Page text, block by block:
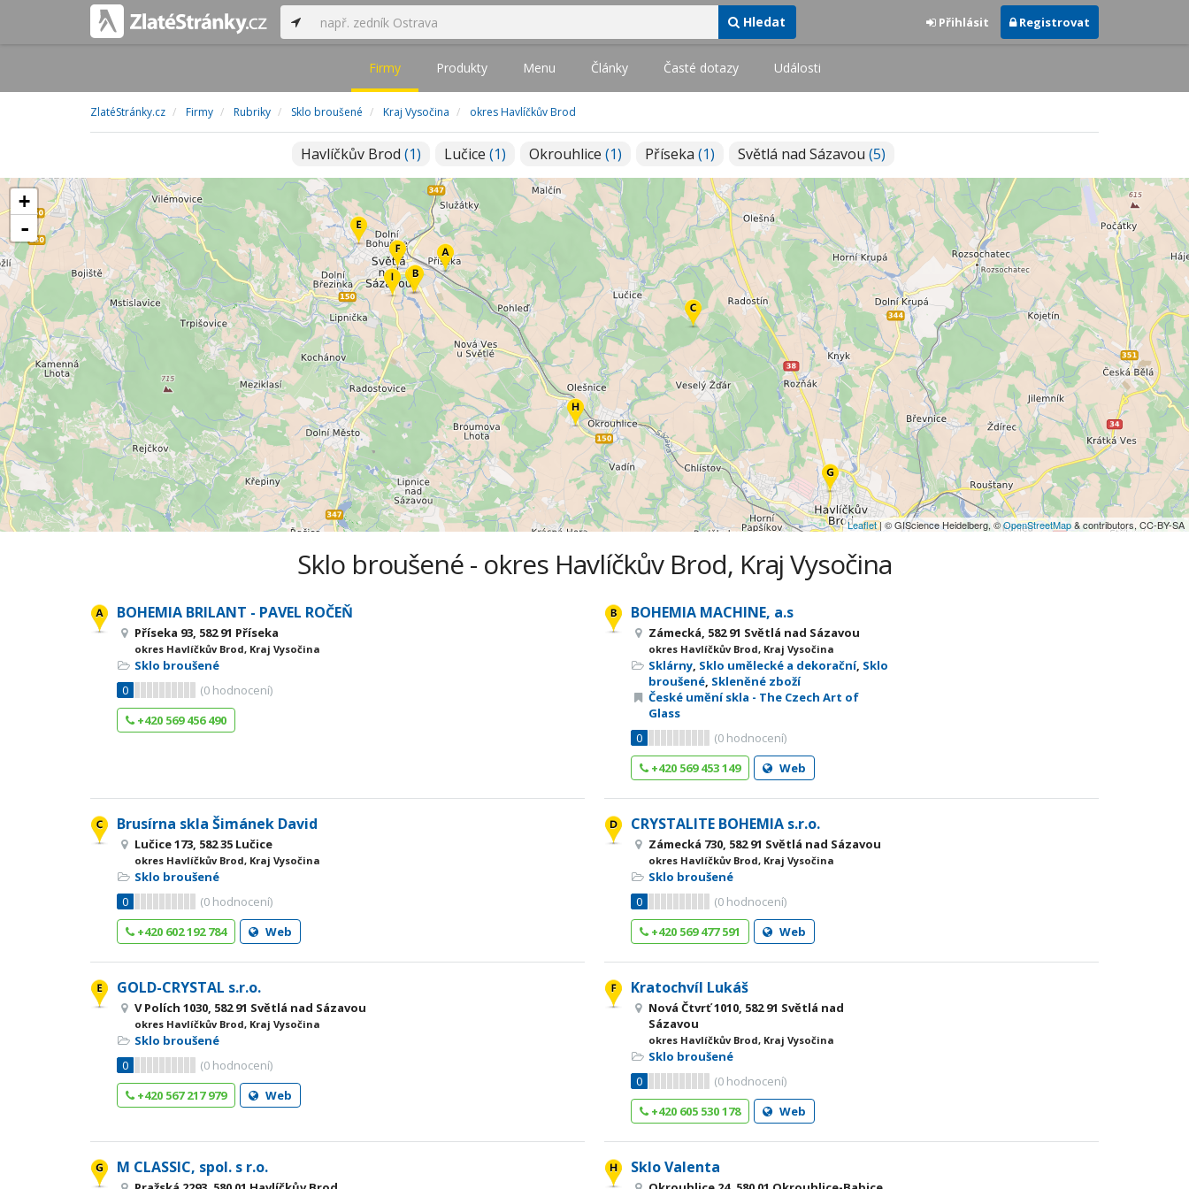
Hledat Přihlásit Registrovat
Firmy Produkty Menu Články Časté dotazy Události
ZlatéStránky.cz Firmy Rubriky Sklo broušené Kraj Vysočina okres Havlíčkův Brod
Havlíčkův Brod (1) Lučice (1) Okrouhlice (1) Příseka (1) Světlá nad Sázavou (5)
+
-
Leaflet| © GIScience Heidelberg, ©OpenStreetMap& contributors, CC-BY-SA
Sklo broušené - okres Havlíčkův Brod, Kraj Vysočina
BOHEMIA BRILANT - PAVEL ROČEŇ
Příseka 93, 582 91 Příseka
okres Havlíčkův Brod, Kraj Vysočina
Sklo broušené
0
(0 hodnocení)
+420 569 456 490
BOHEMIA MACHINE, a.s
Zámecká, 582 91 Světlá nad Sázavou
okres Havlíčkův Brod, Kraj Vysočina
Sklárny, Sklo umělecké a dekorační, Sklo
broušené, Skleněné zboží
České umění skla - The Czech Art of
Glass
0
(0 hodnocení)
+420 569 453 149
Web
Brusírna skla Šimánek David
Lučice 173, 582 35 Lučice
okres Havlíčkův Brod, Kraj Vysočina
Sklo broušené
0
(0 hodnocení)
+420 602 192 784
Web
CRYSTALITE BOHEMIA s.r.o.
Zámecká 730, 582 91 Světlá nad Sázavou
okres Havlíčkův Brod, Kraj Vysočina
Sklo broušené
0
(0 hodnocení)
+420 569 477 591
Web
GOLD-CRYSTAL s.r.o.
V Polích 1030, 582 91 Světlá nad Sázavou
okres Havlíčkův Brod, Kraj Vysočina
Sklo broušené
0
(0 hodnocení)
+420 567 217 979
Web
Kratochvíl Lukáš
Nová Čtvrť 1010, 582 91 Světlá nad
Sázavou
okres Havlíčkův Brod, Kraj Vysočina
Sklo broušené
0
(0 hodnocení)
+420 605 530 178
Web
M CLASSIC, spol. s r.o. Sklo Valenta